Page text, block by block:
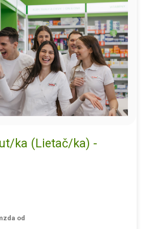
ka (Lietač/ka) -
od